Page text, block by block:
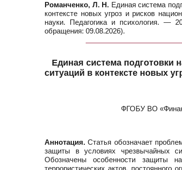
Романченко, Л. Н. Единая система
контексте новых угроз и рисков
науки. Педагогика и психология.
обращения: 09.08.2026).
Единая система подготовки
ситуаций в контексте новых
ФГОБУ ВО
Аннотация. Статья обозначает
защиты в условиях чрезвычайных
Обозначены особенности защиты
террористических актов, постоянного